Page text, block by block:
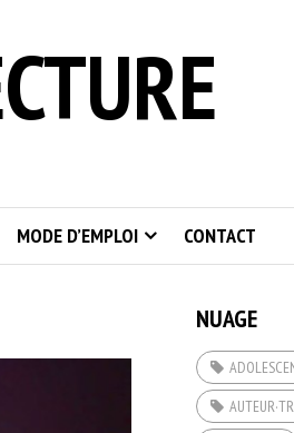
MODE D’EMPLOI CONTACT
NUAGE